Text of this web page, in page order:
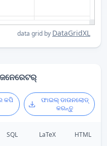
data grid by DataGridXL
କପି
ଫାଇଲ୍ ଡାଉନଲୋଡ୍
କରନ୍ତୁ
SQL LaTeX HTML